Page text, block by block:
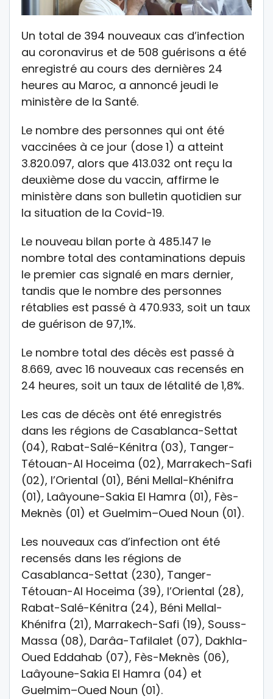
Un total de 394 nouveaux cas d’infection
au coronavirus et de 508 guérisons a été
enregistré au cours des dernières 24
heures au Maroc, a annoncé jeudi le
ministère de la Santé.
Le nombre des personnes qui ont été
vaccinées à ce jour (dose 1) a atteint
3.820.097, alors que 413.032 ont reçu la
deuxième dose du vaccin, affirme le
ministère dans son bulletin quotidien sur
la situation de la Covid-19.
Le nouveau bilan porte à 485.147 le
nombre total des contaminations depuis
le premier cas signalé en mars dernier,
tandis que le nombre des personnes
rétablies est passé à 470.933, soit un taux
de guérison de 97,1%.
Le nombre total des décès est passé à
8.669, avec 16 nouveaux cas recensés en
24 heures, soit un taux de létalité de 1,8%.
Les cas de décès ont été enregistrés
dans les régions de Casablanca-Settat
(04), Rabat-Salé-Kénitra (03), Tanger-
Tétouan-Al Hoceima (02), Marrakech-Safi
(02), l’Oriental (01), Béni Mellal-Khénifra
(01), Laâyoune-Sakia El Hamra (01), Fès-
Meknès (01) et Guelmim–Oued Noun (01).
Les nouveaux cas d’infection ont été
recensés dans les régions de
Casablanca-Settat (230), Tanger-
Tétouan-Al Hoceima (39), l’Oriental (28),
Rabat-Salé-Kénitra (24), Béni Mellal-
Khénifra (21), Marrakech-Safi (19), Souss-
Massa (08), Darâa-Tafilalet (07), Dakhla-
Oued Eddahab (07), Fès-Meknès (06),
Laâyoune-Sakia El Hamra (04) et
Guelmim–Oued Noun (01).